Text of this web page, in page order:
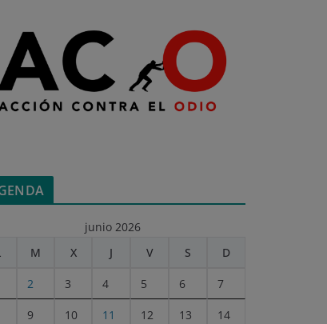
junio 2026
M X J V S D
2 3 4 5 6 7
9 10 11 12 13 14